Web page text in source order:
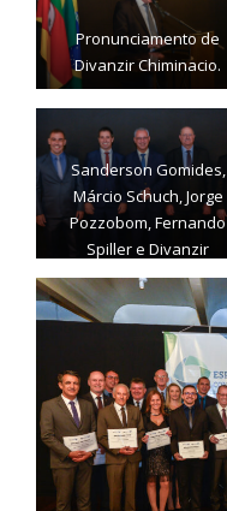
Pronunciamento de
Divanzir Chiminacio.
Sanderson Gomides,
Márcio Schuch, Jorge
Pozzobom, Fernando
Spiller e Divanzir
Chiminacio.